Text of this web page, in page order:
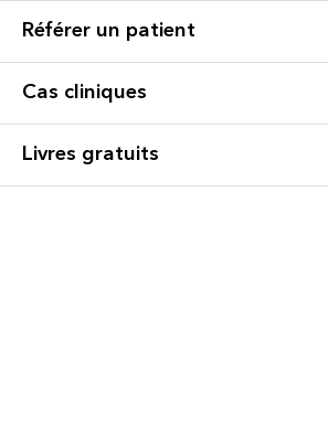
Référer un patient
Cas cliniques
Livres gratuits